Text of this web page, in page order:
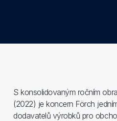
S konsolidovaným ročním
(2022) je koncern Förch
dodavatelů výrobků pro